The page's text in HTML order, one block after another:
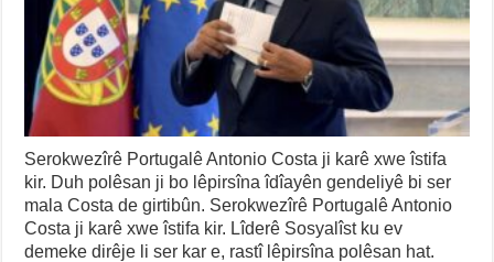
Serokwezîrê Portugalê Antonio Costa ji karê xwe îstifa
kir. Duh polêsan ji bo lêpirsîna îdîayên gendeliyê bi ser
mala Costa de girtibûn. Serokwezîrê Portugalê Antonio
Costa ji karê xwe îstifa kir. Lîderê Sosyalîst ku ev
demeke dirêje li ser kar e, rastî lêpirsîna polêsan hat.